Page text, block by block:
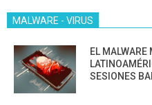
MALWARE - VIRUS
EL MALWARE
SESIONES